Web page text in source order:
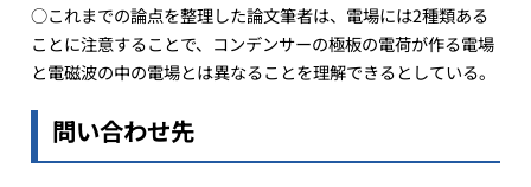
○これまでの論点を整理した論文筆者は、電場には2種類ある
ことに注意することで、コンデンサーの極板の電荷が作る電場
と電磁波の中の電場とは異なることを理解できるとしている。
問い合わせ先